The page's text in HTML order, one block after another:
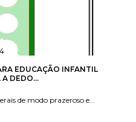
EDUCAÇÃO INFANTIL
DEDO...
de modo prazeroso e...